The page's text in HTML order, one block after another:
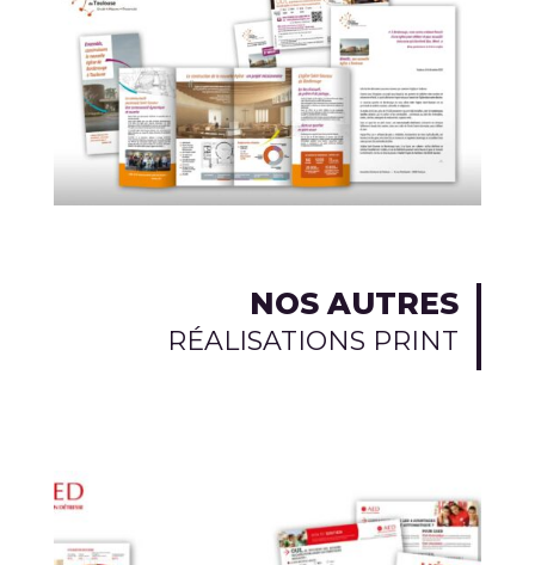
NOS AUTRES
RÉALISATIONS PRINT